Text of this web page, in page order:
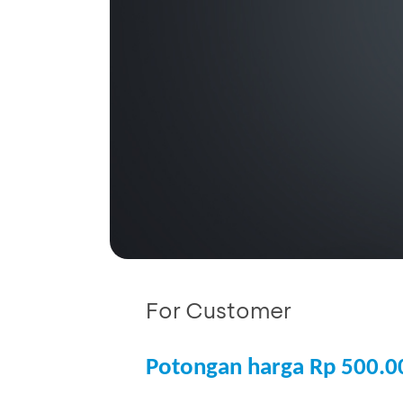
For Customer
Potongan harga Rp